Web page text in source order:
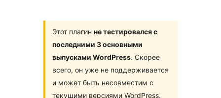
Этот плагин не тестировался с
последними 3 основными
выпусками WordPress. Скорее
всего, он уже не поддерживается
и может быть несовместим с
текущими версиями WordPress.